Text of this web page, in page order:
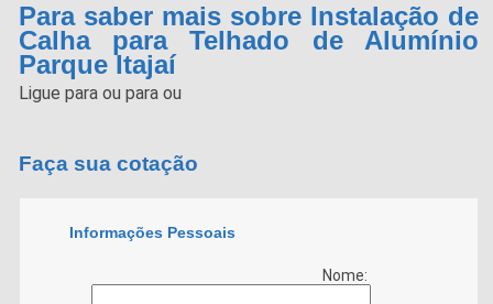
Para saber mais sobre Instalação de
Calha para Telhado de Alumínio
Parque Itajaí
Ligue paraou paraou
Faça sua cotação
Informações Pessoais
Nome: